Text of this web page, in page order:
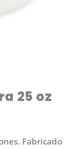
25 oz
Fabricado